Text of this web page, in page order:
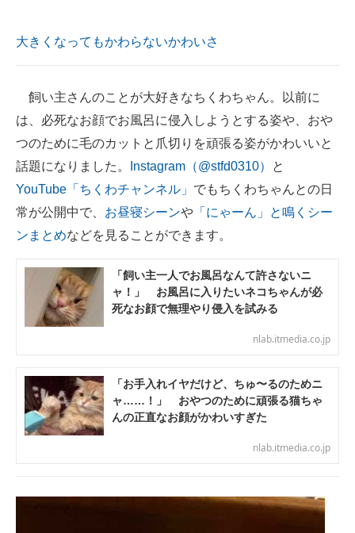
大きくなってもかわらないかわいさ
飼い主さんのことが大好きなちくわちゃん。以前に
は、必死なお顔でお風呂に侵入しようとする姿や、おや
つのために毛のカットと爪切りを頑張る姿がかわいいと
話題になりました。
Instagram（@stfd0310）
と
YouTube「ちくわチャンネル」 でもちくわちゃんとの日
常が公開中で、 お昼寝シーンや 「にゃーん」と鳴くシー
ンまとめなどを見ることができます。
「飼い主一人でお風呂なんて許さないニ
ャ！」 お風呂に入りたいネコちゃんが必
死なお顔で無理やり侵入を試みる
nlab.itmedia.co.jp
「お手入れイヤだけど、ちゅ〜るのためニ
ャ……！」 おやつのために頑張る猫ちゃ
んの正直なお顔がかわいすぎた
nlab.itmedia.co.jp